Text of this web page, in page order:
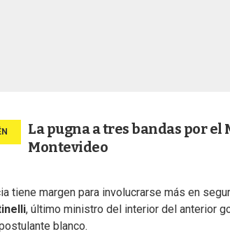
La pugna a tres bandas por
Montevideo
tiene margen para involucrarse más en
, último ministro del interior del anterior
blanco.